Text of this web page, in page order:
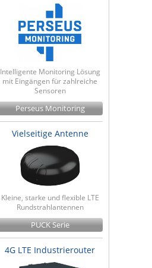
Intelligente Monitoring Lösung
mit Eingängen für zahlreiche
Sensoren
Perseus Monitoring
Vielseitige Antenne
Kleine, starke und flexible LTE
Rundstrahlantennen
PUCK Serie
4G LTE Industrierouter